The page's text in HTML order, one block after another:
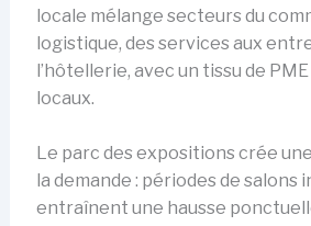
locale mélange secteurs du
logistique, des services aux
l’hôtellerie, avec un tissu de
locaux.
Le parc des expositions crée
la demande : périodes de salons
entraînent une hausse